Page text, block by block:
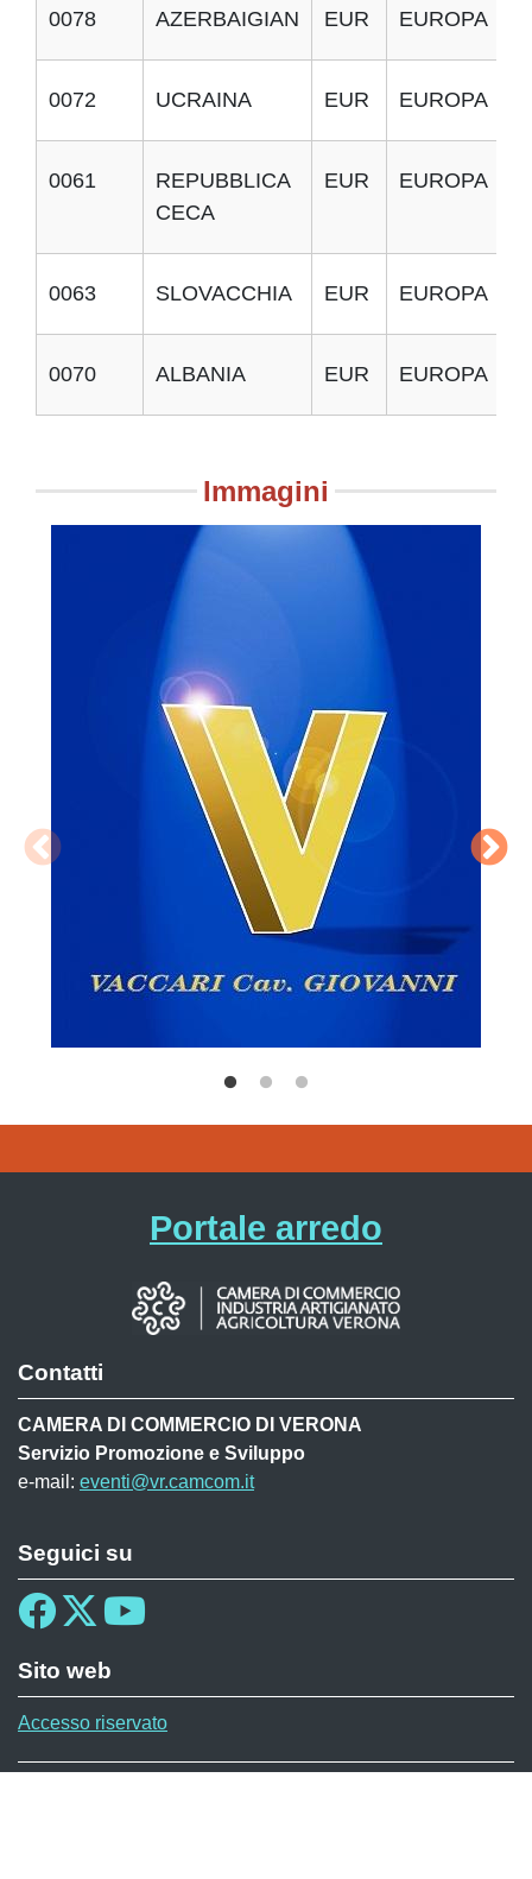
0078 AZERBAIGIAN EUR EUROPA
0072 UCRAINA EUR EUROPA
0061
REPUBBLICA
CECA
EUR EUROPA
0063 SLOVACCHIA EUR EUROPA
0070 ALBANIA EUR EUROPA
Immagini
Portale arredo
Contatti
CAMERA DI COMMERCIO DI VERONA
Servizio Promozione e Sviluppo
e-mail: eventi@vr.camcom.it
Seguici su
Sito web
Accesso riservato